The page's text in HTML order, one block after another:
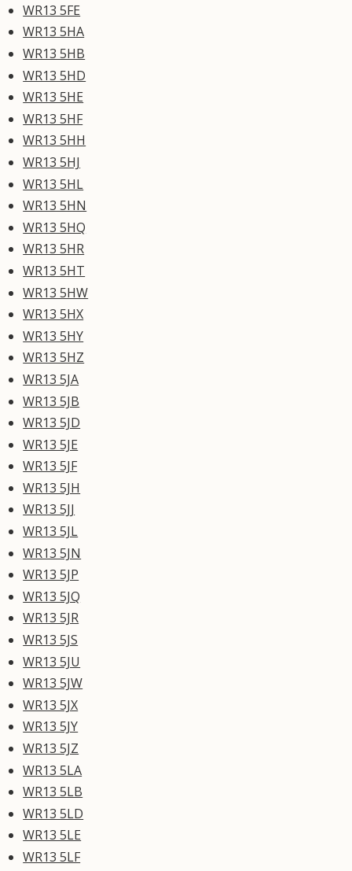
WR13 5FE
WR13 5HA
WR13 5HB
WR13 5HD
WR13 5HE
WR13 5HF
WR13 5HH
WR13 5HJ
WR13 5HL
WR13 5HN
WR13 5HQ
WR13 5HR
WR13 5HT
WR13 5HW
WR13 5HX
WR13 5HY
WR13 5HZ
WR13 5JA
WR13 5JB
WR13 5JD
WR13 5JE
WR13 5JF
WR13 5JH
WR13 5JJ
WR13 5JL
WR13 5JN
WR13 5JP
WR13 5JQ
WR13 5JR
WR13 5JS
WR13 5JU
WR13 5JW
WR13 5JX
WR13 5JY
WR13 5JZ
WR13 5LA
WR13 5LB
WR13 5LD
WR13 5LE
WR13 5LF